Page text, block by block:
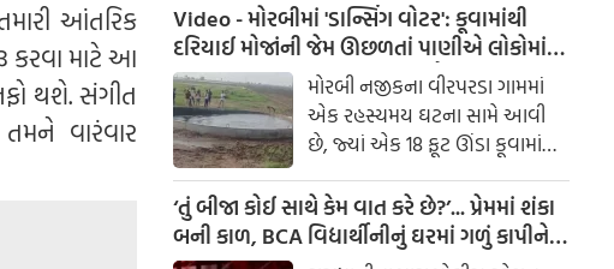
આંતરિક
કરવા માટે આ
થશે. સંગીત
વારંવાર
Video - મોરબીમાં 'ડાન્સિંગ વોટર': કૂવામાંથી
દરિયાઈ મોજાંની જેમ ઊછળતાં પાણીએ લોકોમાં
જગાડ્યું કુતૂહલ, જાણો શુ કહે છે વૈજ્ઞાનિક ?
મોરબી નજીકના વીરપરડા ગામમાં
એક રહસ્યમય ઘટના સામે આવી
છે, જ્યાં એક 18 ફૂટ ઊંડા કૂવામાં
છેલ્લા ચાર દિવસથી પાણી દરિયાના
મોજાંની જેમ સતત ઊછળી રહ્યું છે
‘તું બીજા કોઈ સાથે કેમ વાત કરે છે?’... પ્રેમમાં શંકા
બની કાળ, BCA વિદ્યાર્થીનીનું ઘરમાં ગળું કાપીને